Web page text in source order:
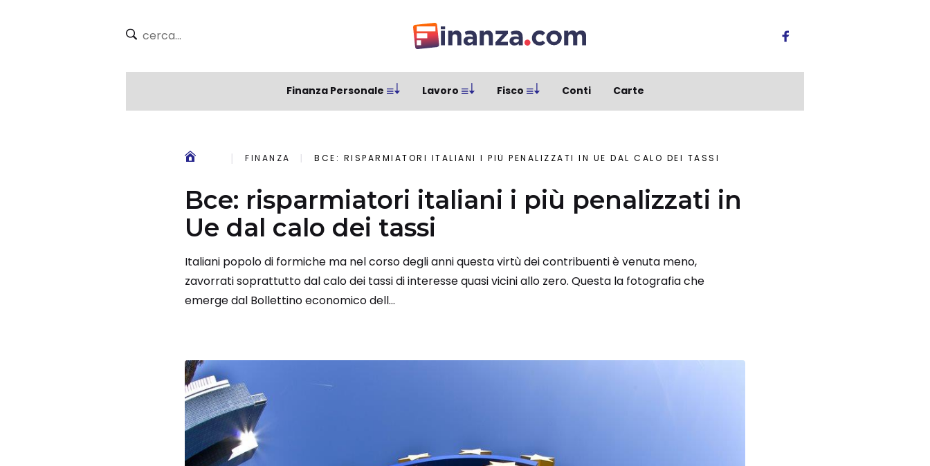
Finanza Personale Lavoro Fisco Conti Carte
FINANZA BCE: RISPARMIATORI ITALIANI I PIÙ PENALIZZATI IN UE DAL CALO DEI TASSI
Bce: risparmiatori italiani i più penalizzati in
Ue dal calo dei tassi
Italiani popolo di formiche ma nel corso degli anni questa virtù dei contribuenti è venuta meno,
zavorrati soprattutto dal calo dei tassi di interesse quasi vicini allo zero. Questa la fotografia che
emerge dal Bollettino economico dell...